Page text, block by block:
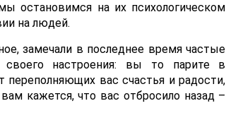
остановимся на их психологическом
на людей.
замечали в последнее время частые
своего настроения: вы то парите в
переполняющих вас счастья и радости,
кажется, что вас отбросило назад –